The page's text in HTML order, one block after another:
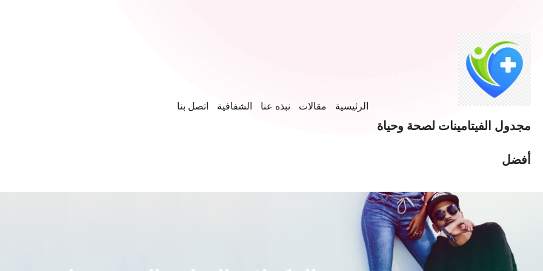
مجدول الفيتامينات لصحة وحياة
أفضل
الرئيسية مقالات نبذه عنا الشفافية اتصل بنا